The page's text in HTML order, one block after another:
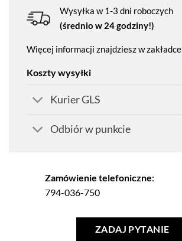
Wysyłka w 1-3 dni roboczych
(średnio w 24 godziny!)
Więcej informacji znajdziesz w zakładce
Koszty wysyłki
Kurier GLS
Odbiór w punkcie
Zamówienie telefoniczne:
794-036-750
ZADAJ PYTANIE